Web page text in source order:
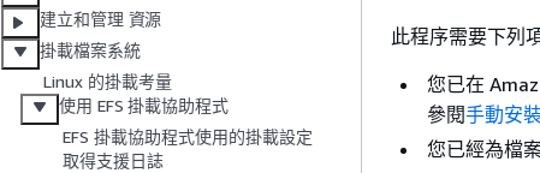
建立和管理 資源
掛載檔案系統
Linux 的掛載考量
使用 EFS 掛載協助程式
EFS 掛載協助程式使用的掛載設定
取得支援日誌
此程序需要下列
您已在
參閱手動安
您已經為檔